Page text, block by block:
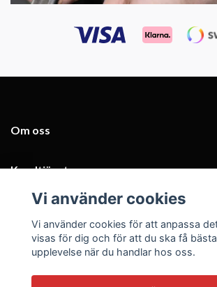
Om oss
Kundtjänst
Sociala medier
Vi använder cookies
Vi använder cookies för att anpassa
visas för dig och för att du ska få
upplevelse när du handlar hos oss.